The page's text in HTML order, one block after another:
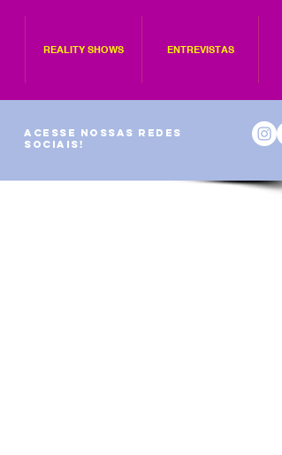
REALITY SHOWS ENTREVISTAS
Acesse nossas redes
sociais!